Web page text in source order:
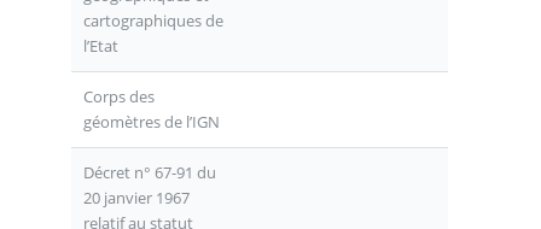
cartographiques de
l’Etat
Corps des
géomètres de l’IGN
Décret n° 67-91 du
20 janvier 1967
relatif au statut